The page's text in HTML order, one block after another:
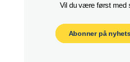
Abonner på